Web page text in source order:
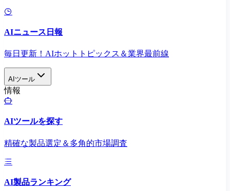
AIニュース日報
毎日更新！AIホットトピックス＆業界最前線
AIツール
情報
AIツールを探す
精確な製品選定＆多角的市場調査
AI製品ランキング